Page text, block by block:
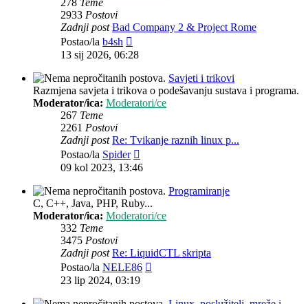
278 Teme
2933 Postovi
Zadnji post Bad Company 2 & Project Rome
Postao/la b4sh
post
13 sij 2026, 06:28
Savjeti i trikovi
Razmjena savjeta i trikova o podešavanju sustava i programa.
Moderator/ica: Moderatori/ce
267 Teme
2261 Postovi
Zadnji post Re: Tvikanje raznih linux p...
Postao/la Spider
post
09 kol 2023, 13:46
Programiranje
C, C++, Java, PHP, Ruby...
Moderator/ica: Moderatori/ce
332 Teme
3475 Postovi
Zadnji post Re: LiquidCTL skripta
Postao/la NELE86
23 lip 2024, 03:19